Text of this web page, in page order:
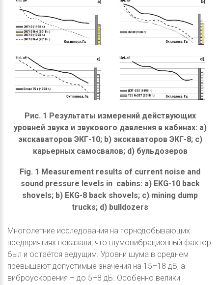
Рис. 1 Результаты измерений действующих
уровней звука и звукового давления в кабинах: а)
экскаваторов ЭКГ-10; b) экскаваторов ЭКГ-8; c)
карьерных самосвалов; d) бульдозеров
Fig. 1 Measurement results of current noise and
sound pressure levels in cabins: a) EKG-10 back
shovels; b) EKG-8 back shovels; c) mining dump
trucks; d) bulldozers
Многолетние исследования на горнодобывающих
предприятиях показали, что шумовибрационный фактор
был и остаётся ведущим. Уровни шума в среднем
превышают допустимые значения на 15–18 дБ, а
виброускорения – до 5–8 дБ. Особенно велики